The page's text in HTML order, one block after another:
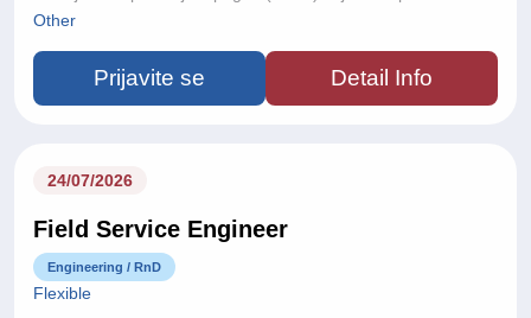
njihovom međunarodnom projektnom timu.Voith Hydro je dio
Voith Grupe, globalne tehnološke kompanije s više od 150
godina inženjerske izvrsnosti. Poslujući u više od 60 zemalja i
s približno 22.000 zaposlenika diljem svijeta, Voith razvija
energije i globalnoj energetskoj tranziciji prema zelenijoj
Other
Prijavite se Detail Info
24/07/2026
Field Service Engineer
Engineering / RnD
Flexible